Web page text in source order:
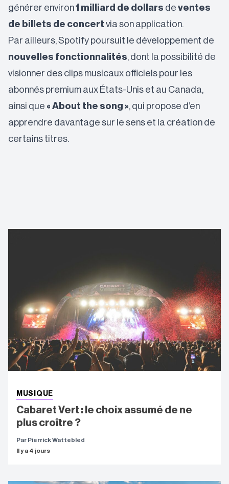
générer environ1 milliard de dollars de ventes
de billets de concert via son application.
Par ailleurs, Spotify poursuit le développement de
nouvelles fonctionnalités, dont la possibilité de
visionner des clips musicaux officiels pour les
abonnés premium aux États-Unis et au Canada,
ainsi que « About the song », qui propose d’en
apprendre davantage sur le sens et la création de
certains titres.
MUSIQUE
Cabaret Vert : le choix assumé de ne
plus croître ?
Par Pierrick Wattebled
Il y a 4 jours